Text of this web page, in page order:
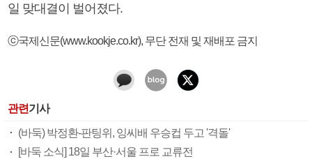
일 맞대결이 벌어졌다.
ⓒ국제신문(www.kookje.co.kr), 무단 전재 및 재배포 금지
관련기사
(바둑) 박정환-판팅위, 잉씨배 우승컵 두고 '격돌'
[바둑 소식] 18일 부산·서울 프로 교류전